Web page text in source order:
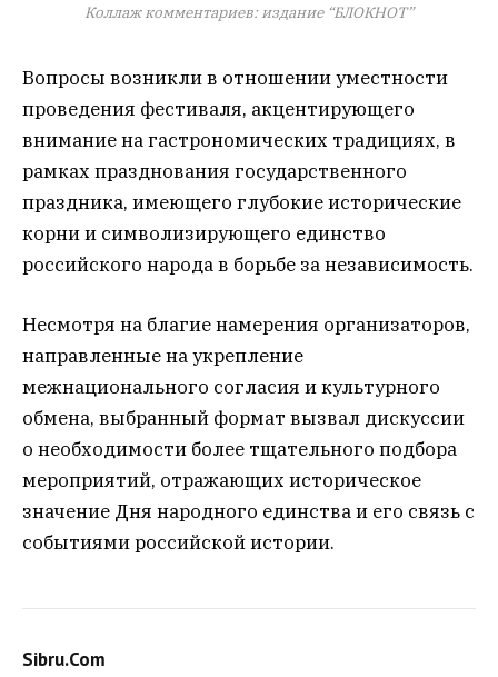
Коллаж комментариев: издание “БЛОКНОТ”
Вопросы возникли в отношении уместности
проведения фестиваля, акцентирующего
внимание на гастрономических традициях, в
рамках празднования государственного
праздника, имеющего глубокие исторические
корни и символизирующего единство
российского народа в борьбе за независимость.
Несмотря на благие намерения организаторов,
направленные на укрепление
межнационального согласия и культурного
обмена, выбранный формат вызвал дискуссии
о необходимости более тщательного подбора
мероприятий, отражающих историческое
значение Дня народного единства и его связь с
событиями российской истории.
Sibru.Com